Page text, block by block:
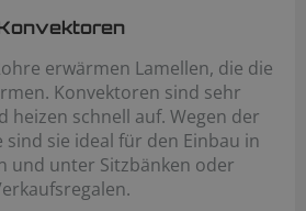
erwärmen Lamellen, die die
Konvektoren sind sehr
heizen schnell auf. Wegen der
sind sie ideal für den Einbau in
und unter Sitzbänken oder